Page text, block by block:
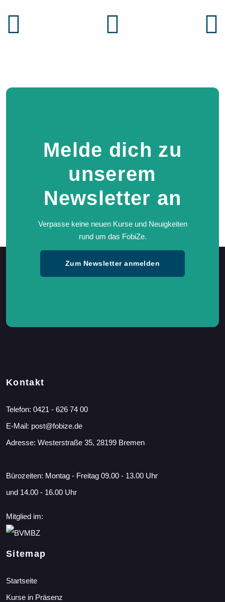
Melde dich zu
unserem
Newsletter an
Verpasse keine neuen Kurse und Neuigkeiten
rund um das FobiZe.
Zum Newsletter anmelden
Kontakt
Telefon: 0421 - 626 74 00
E-Mail: post@fobize.de
Adresse: Westerstraße 35, 28199 Bremen
Bürozeiten: Montag - Freitag 09.00 - 13.00 Uhr
und 14.00 - 16.00 Uhr
Mitglied im:
Sitemap
Startseite
Kurse in Präsenz